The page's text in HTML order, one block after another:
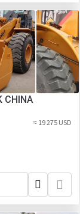
CHINA
≈ 19 275 USD